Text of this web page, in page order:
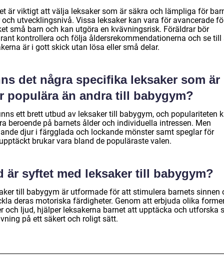
är viktigt att välja leksaker som är säkra och lämpliga för
och utvecklingsnivå. Vissa leksaker kan vara för avancerade
små barn och kan utgöra en kvävningsrisk. Föräldrar bör
kontrollera och följa åldersrekommendationerna och se till
är i gott skick utan lösa eller små delar.
det några specifika leksaker som är
populära än andra till babygym?
ett brett utbud av leksaker till babygym, och populariteten
beroende på barnets ålder och individuella intressen. Men
djur i färgglada och lockande mönster samt speglar för
brukar vara bland de populäraste valen.
är syftet med leksaker till babygym?
till babygym är utformade för att stimulera barnets sinnen
deras motoriska färdigheter. Genom att erbjuda olika
och ljud, hjälper leksakerna barnet att upptäcka och utforska
på ett säkert och roligt sätt.